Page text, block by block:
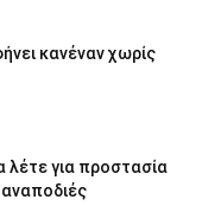
κανέναν χωρίς
λέτε για προστασία